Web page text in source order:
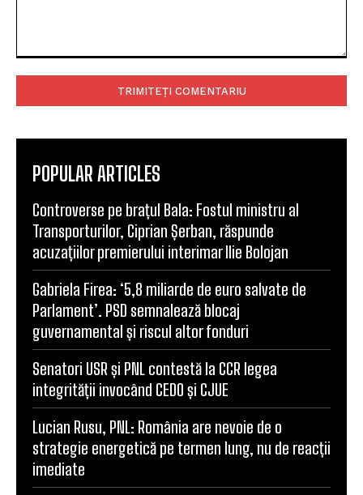
POPULAR ARTICLES
Controverse pe brațul Bala: Fostul ministru al
Transporturilor, Ciprian Șerban, răspunde
acuzațiilor premierului interimar Ilie Bolojan
Gabriela Firea: ‘5,8 miliarde de euro salvate de
Parlament’. PSD semnalează blocaj
guvernamental și riscul altor fonduri
Senatori USR și PNL contestă la CCR legea
integrității invocând CEDO și CJUE
Lucian Rusu, PNL: România are nevoie de o
strategie energetică pe termen lung, nu de reacții
imediate